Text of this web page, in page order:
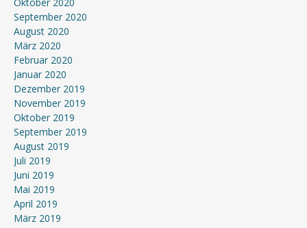
September 2020
August 2020
März 2020
Februar 2020
Januar 2020
Dezember 2019
November 2019
Oktober 2019
September 2019
August 2019
Juli 2019
Juni 2019
Mai 2019
April 2019
März 2019